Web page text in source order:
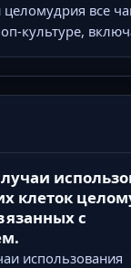
все
культуре,
клеток
с
использования